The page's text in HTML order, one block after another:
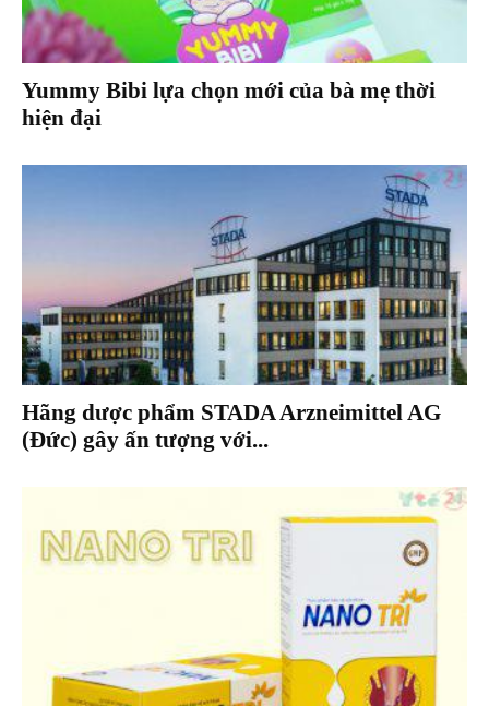
Yummy Bibi lựa chọn mới của bà mẹ thời
hiện đại
Hãng dược phẩm STADA Arzneimittel AG
(Đức) gây ấn tượng với...